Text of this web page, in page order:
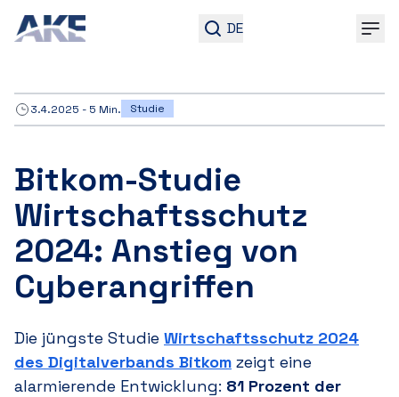
DE
3.4.2025 - 5 Min. Studie
Bitkom-Studie
Wirtschaftsschutz
2024: Anstieg von
Cyberangriffen
Die jüngste Studie Wirtschaftsschutz 2024
des Digitalverbands Bitkom zeigt eine
alarmierende Entwicklung: 81 Prozent der